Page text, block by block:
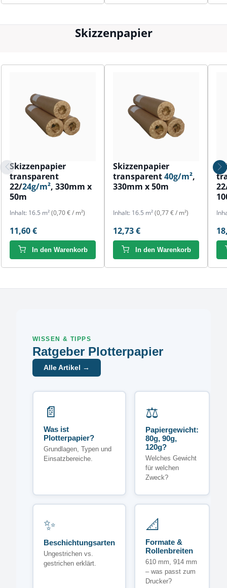
Skizzenpapier
Skizzenpapier
transparent
22/24g/m², 330mm x
50m
Inhalt: 16.5 m²(0,70 € / m²)
11,60 €
In den Warenkorb
Skizzenpapier
transparent40g/m²,
330mm x 50m
Inhalt: 16.5 m²(0,77 € / m²)
12,73 €
In den Warenkorb
WISSEN & TIPPS
Ratgeber Plotterpapier
Alle Artikel →
📄
Was ist
Plotterpapier?
Grundlagen, Typen und
Einsatzbereiche.
⚖️
Papiergewicht:
80g, 90g,
120g?
Welches Gewicht
für welchen
Zweck?
✨
Beschichtungsarten
Ungestrichen vs.
gestrichen erklärt.
📐
Formate &
Rollenbreiten
610 mm, 914 mm
– was passt zum
Drucker?